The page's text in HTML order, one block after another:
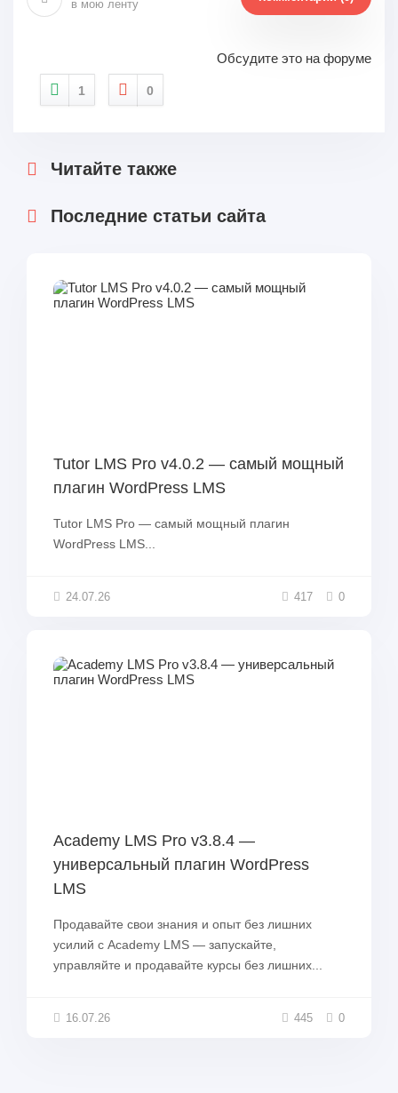
в мою ленту
Обсудите это на форуме
1 0
Читайте также
Последние статьи сайта
Tutor LMS Pro v4.0.2 — самый мощный
плагин WordPress LMS
Tutor LMS Pro — самый мощный плагин
WordPress LMS...
24.07.26 417 0
Academy LMS Pro v3.8.4 —
универсальный плагин WordPress
LMS
Продавайте свои знания и опыт без лишних
усилий с Academy LMS — запускайте,
управляйте и продавайте курсы без лишних...
16.07.26 445 0